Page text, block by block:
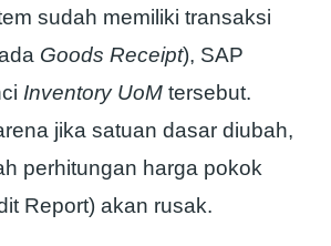
sudah memiliki transaksi
Goods Receipt), SAP
Inventory UoM tersebut.
jika satuan dasar diubah,
perhitungan harga pokok
Report) akan rusak.